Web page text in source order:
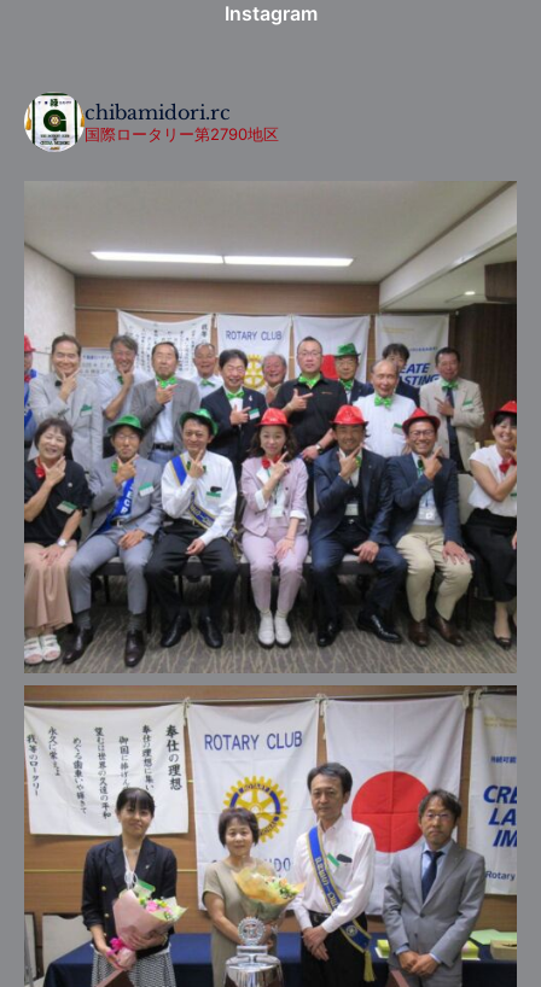
Instagram
chibamidori.rc
国際ロータリー第2790地区